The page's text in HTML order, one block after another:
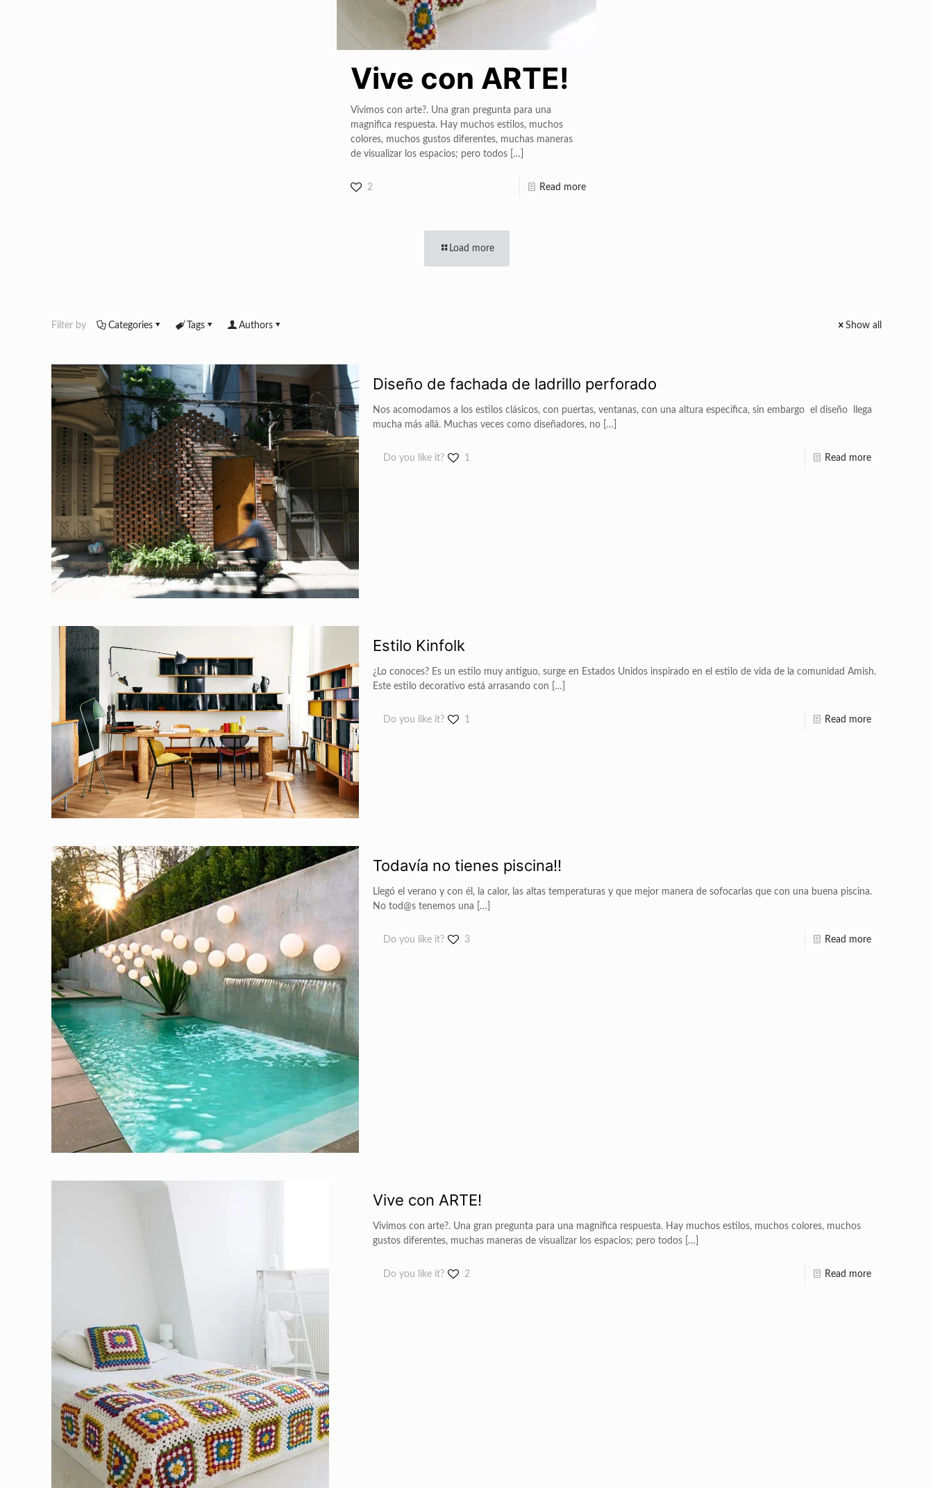
Vive con ARTE!
Vivimos con arte?. Una gran pregunta para una
magnifica respuesta. Hay muchos estilos, muchos
colores, muchos gustos diferentes, muchas maneras
de visualizar los espacios; pero todos[…]
2 Read more
Load more
Filter by Categories Tags Authors Show all
Diseño de fachada de ladrillo perforado
Nos acomodamos a los estilos clásicos, con puertas, ventanas, con una altura específica, sin embargo el diseño llega
mucha más allá. Muchas veces como diseñadores, no[…]
Do you like it? 1 Read more
Estilo Kinfolk
¿Lo conoces? Es un estilo muy antiguo, surge en Estados Unidos inspirado en el estilo de vida de la comunidad Amish.
Este estilo decorativo está arrasando con […]
Do you like it? 1 Read more
Todavía no tienes piscina!!
Llegó el verano y con él, la calor, las altas temperaturas y que mejor manera de sofocarlas que con una buena piscina.
No tod@s tenemos una […]
Do you like it? 3 Read more
Vive con ARTE!
Vivimos con arte?. Una gran pregunta para una magnifica respuesta. Hay muchos estilos, muchos colores, muchos
gustos diferentes, muchas maneras de visualizar los espacios; pero todos[…]
Do you like it? 2 Read more